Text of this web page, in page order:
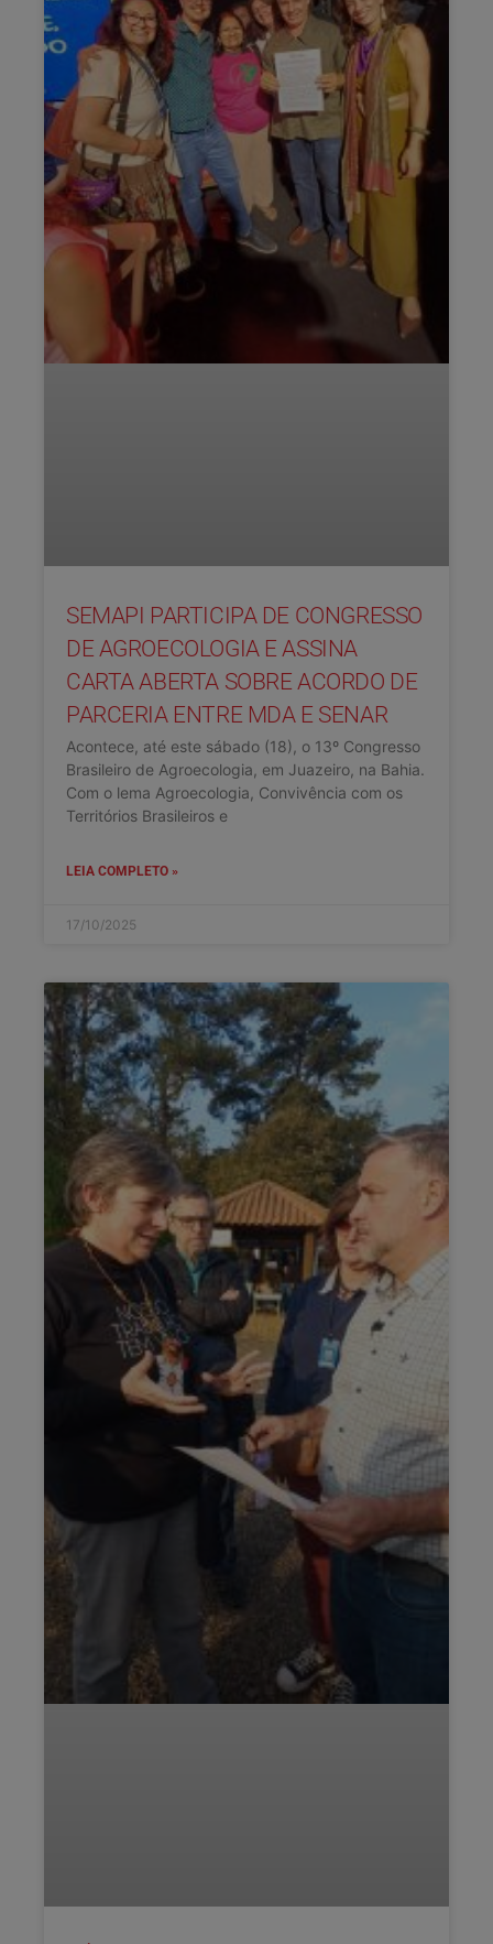
SEMAPI PARTICIPA DE CONGRESSO
DE AGROECOLOGIA E ASSINA
CARTA ABERTA SOBRE ACORDO DE
PARCERIA ENTRE MDA E SENAR
Acontece, até este sábado (18), o 13º Congresso
Brasileiro de Agroecologia, em Juazeiro, na Bahia.
Com o lema Agroecologia, Convivência com os
Territórios Brasileiros e
LEIA COMPLETO »
17/10/2025